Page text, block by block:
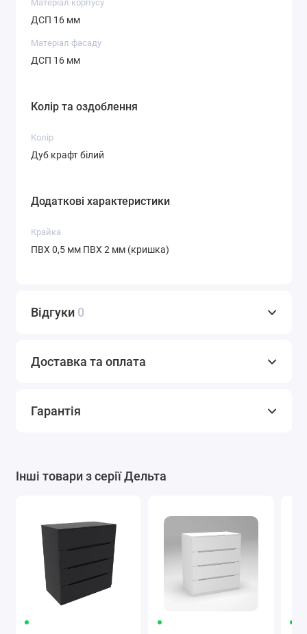
Матеріал корпусу
ДСП 16 мм
Матеріал фасаду
ДСП 16 мм
Колір та оздоблення
Колір
Дуб крафт білий
Додаткові характеристики
Крайка
ПВХ 0,5 мм ПВХ 2 мм (кришка)
Відгуки 0
Доставка та оплата
Гарантія
Інші товари з серії Дельта